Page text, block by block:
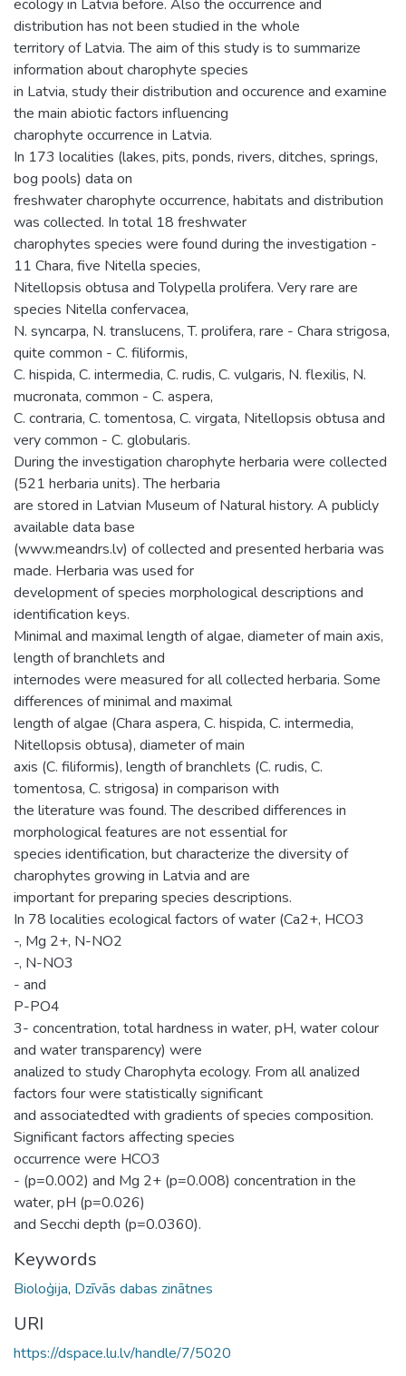
ecology in Latvia before. Also the occurrence and
distribution has not been studied in the whole
territory of Latvia. The aim of this study is to summarize
information about charophyte species
in Latvia, study their distribution and occurence and examine
the main abiotic factors influencing
charophyte occurrence in Latvia.
In 173 localities (lakes, pits, ponds, rivers, ditches, springs,
bog pools) data on
freshwater charophyte occurrence, habitats and distribution
was collected. In total 18 freshwater
charophytes species were found during the investigation -
11 Chara, five Nitella species,
Nitellopsis obtusa and Tolypella prolifera. Very rare are
species Nitella confervacea,
N. syncarpa, N. translucens, T. prolifera, rare - Chara strigosa,
quite common - C. filiformis,
C. hispida, C. intermedia, C. rudis, C. vulgaris, N. flexilis, N.
mucronata, common - C. aspera,
C. contraria, C. tomentosa, C. virgata, Nitellopsis obtusa and
very common - C. globularis.
During the investigation charophyte herbaria were collected
(521 herbaria units). The herbaria
are stored in Latvian Museum of Natural history. A publicly
available data base
(www.meandrs.lv) of collected and presented herbaria was
made. Herbaria was used for
development of species morphological descriptions and
identification keys.
Minimal and maximal length of algae, diameter of main axis,
length of branchlets and
internodes were measured for all collected herbaria. Some
differences of minimal and maximal
length of algae (Chara aspera, C. hispida, C. intermedia,
Nitellopsis obtusa), diameter of main
axis (C. filiformis), length of branchlets (C. rudis, C.
tomentosa, C. strigosa) in comparison with
the literature was found. The described differences in
morphological features are not essential for
species identification, but characterize the diversity of
charophytes growing in Latvia and are
important for preparing species descriptions.
In 78 localities ecological factors of water (Ca2+, HCO3
-, Mg 2+, N-NO2
-, N-NO3
- and
P-PO4
3- concentration, total hardness in water, pH, water colour
and water transparency) were
analized to study Charophyta ecology. From all analized
factors four were statistically significant
and associatedted with gradients of species composition.
Significant factors affecting species
occurrence were HCO3
- (p=0.002) and Mg 2+ (p=0.008) concentration in the
water, pH (p=0.026)
and Secchi depth (p=0.0360).
Keywords
Bioloģija, Dzīvās dabas zinātnes
URI
https://dspace.lu.lv/handle/7/5020